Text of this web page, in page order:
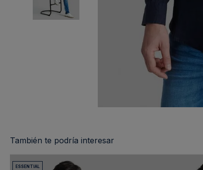
También te podría interesar
ESSENTIAL